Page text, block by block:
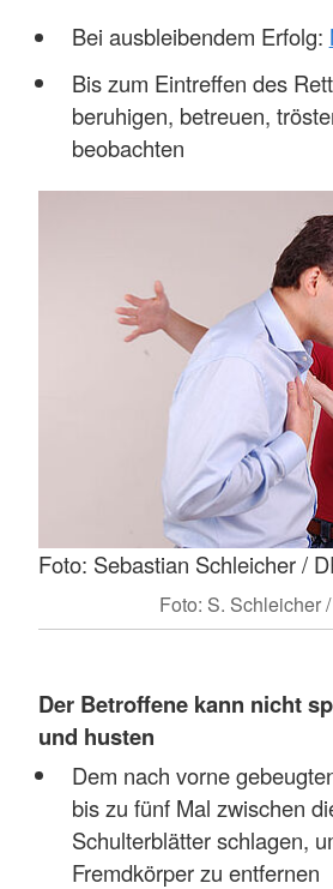
Bei ausbleibendem Erfolg:
Bis zum Eintreffen des
beruhigen, betreuen,
beobachten
Foto: Sebastian Schleicher /
Foto: S. Schleicher
Der Betroffene kann nicht
und husten
Dem nach vorne
bis zu fünf Mal zwischen
Schulterblätter schlagen,
Fremdkörper zu entfernen